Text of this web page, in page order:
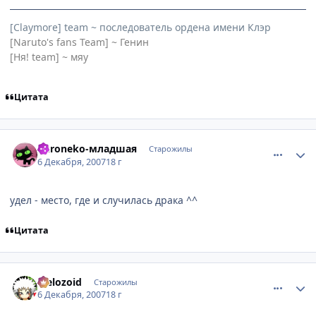
[Claymore] team ~ последователь ордена имени Клэр
[Naruto's fans Team] ~ Генин
[Ня! team] ~ мяу
Цитата
Kuroneko-младшая Старожилы
6 Декабря, 200718 г
удел - место, где и случилась драка ^^
Цитата
Melozoid Старожилы
6 Декабря, 200718 г